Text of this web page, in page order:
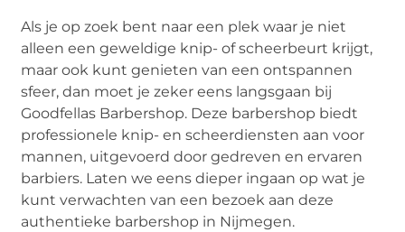
Als je op zoek bent naar een plek waar je niet
alleen een geweldige knip- of scheerbeurt krijgt,
maar ook kunt genieten van een ontspannen
sfeer, dan moet je zeker eens langsgaan bij
Goodfellas Barbershop. Deze barbershop biedt
professionele knip- en scheerdiensten aan voor
mannen, uitgevoerd door gedreven en ervaren
barbiers. Laten we eens dieper ingaan op wat je
kunt verwachten van een bezoek aan deze
authentieke barbershop in Nijmegen.